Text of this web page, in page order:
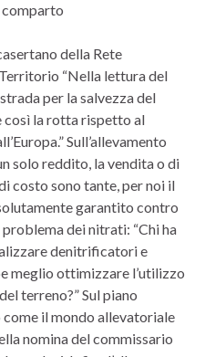
della Rete
“Nella lettura del
per la salvezza del
così la rotta rispetto al
Sull’allevamento
solo reddito, la vendita o di
costo sono tante, per noi il
garantito contro
problema dei nitrati: “Chi ha
denitrificatori e
meglio ottimizzare l’utilizzo
terreno?” Sul piano
il mondo allevatoriale
nomina del commissario